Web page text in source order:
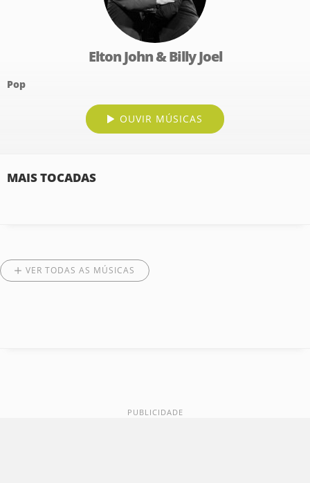
Elton John & Billy Joel
Pop
OUVIR MÚSICAS
MAIS TOCADAS
VER TODAS AS MÚSICAS